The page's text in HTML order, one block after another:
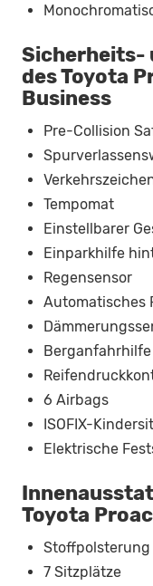
Sicherheits-
des Toyota
Business
Pre-Collision
Tempomat
Einstellbarer
Einparkhilfe
Regensensor
Automatisches
Berganfahrhilfe
6 Airbags
ISOFIX-
Elektrische
Toyota
7 Sitzplätze